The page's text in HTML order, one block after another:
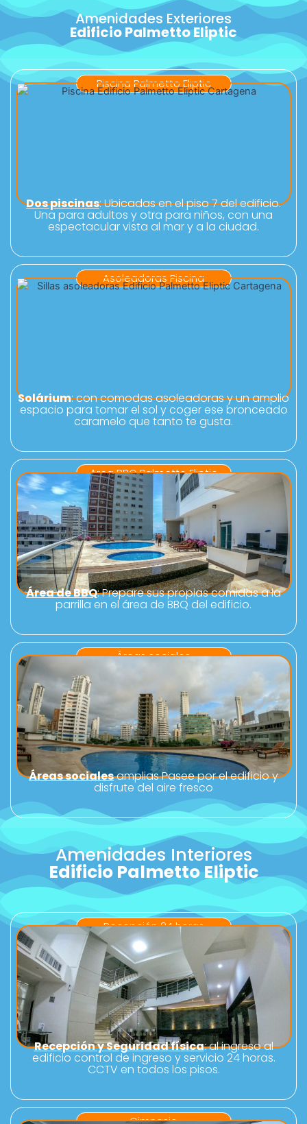
Amenidades Exteriores
Edificio Palmetto Eliptic
Piscina Palmetto Eliptic
Dos piscinas: Ubicadas en el piso 7 del edificio.
Una para adultos y otra para niños, con una
espectacular vista al mar y a la ciudad.
Asoleadoras Piscina
Solárium: con comodas asoleadoras y un amplio
espacio para tomar el sol y coger ese bronceado
caramelo que tanto te gusta.
Area BBQ Palmetto Eliptic
Área de BBQ: Prepare sus propias comidas a la
parrilla en el área de BBQ del edificio.
Áreas sociales
Áreas socialesamplias Pasee por el edificio y
disfrute del aire fresco
Amenidades Interiores
Edificio Palmetto Eliptic
Recepción 24 horas
Recepción y Seguridad física: al ingreso al
edificio control de ingreso y servicio 24 horas.
CCTV en todos los pisos.
Gimnasio